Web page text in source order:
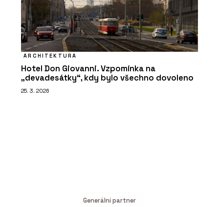
ARCHITEKTURA
Hotel Don Giovanni. Vzpomínka na
„devadesátky“, kdy bylo všechno dovoleno
25. 3. 2026
Generální partner